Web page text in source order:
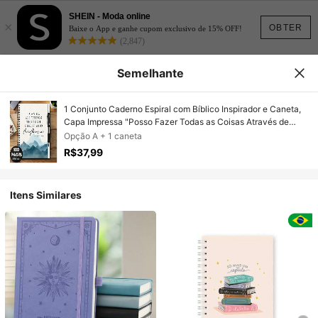
OBTER
×
SHEIN - Moda online
Baixe o App e ganhe cupom exclusivo de 15% OFF!
(2,847)
Semelhante
1 Conjunto Caderno Espiral com Bíblico Inspirador e Caneta,
Capa Impressa "Posso Fazer Todas as Coisas Através de
Cristo Que Me Fortalece - Filipenses 4:13". 100 Páginas
Design Prático, Adequado para Trabalho, Estudo, Diário,
Formatura, Presente de Aniversário, Bloco de Notas para
Opção A + 1 caneta
R$37,99
Itens Similares